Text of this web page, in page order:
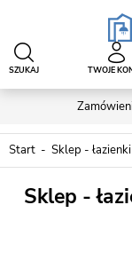
SZUKAJ TWOJE
Start Sklep -
Sklep -